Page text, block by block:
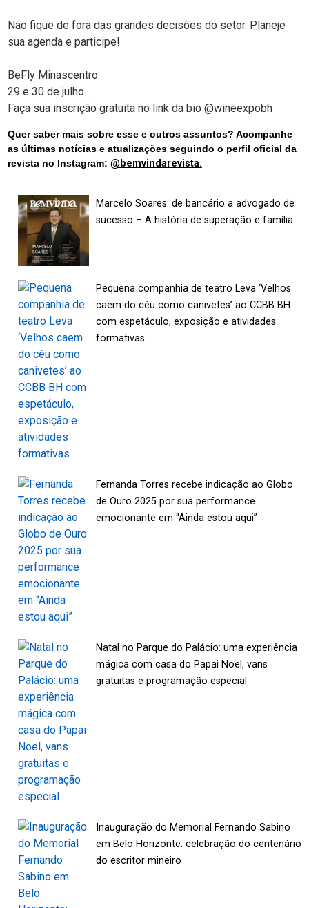
Não fique de fora das grandes decisões do setor. Planeje
sua agenda e participe!
BeFly Minascentro
29 e 30 de julho
Faça sua inscrição gratuita no link da bio @wineexpobh
Quer saber mais sobre esse e outros assuntos? Acompanhe
as últimas notícias e atualizações seguindo o perfil oficial da
revista no Instagram: @bemvindarevista.
Marcelo Soares: de bancário a advogado de
sucesso – A história de superação e família
Pequena companhia de teatro Leva ‘Velhos
caem do céu como canivetes’ ao CCBB BH
com espetáculo, exposição e atividades
formativas
Fernanda Torres recebe indicação ao Globo
de Ouro 2025 por sua performance
emocionante em “Ainda estou aqui”
Natal no Parque do Palácio: uma experiência
mágica com casa do Papai Noel, vans
gratuitas e programação especial
Inauguração do Memorial Fernando Sabino
em Belo Horizonte: celebração do centenário
do escritor mineiro